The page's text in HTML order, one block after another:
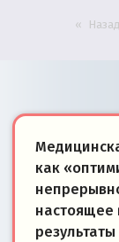
Назад
как
настоящее